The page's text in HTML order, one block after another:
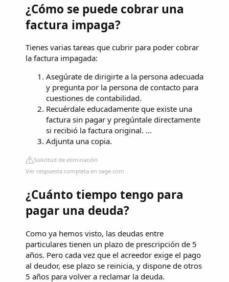
¿Cómo se puede cobrar una
factura impaga?
Tienes varias tareas que cubrir para poder cobrar
la factura impagada:
Asegúrate de dirigirte a la persona adecuada
y pregunta por la persona de contacto para
cuestiones de contabilidad.
Recuérdale educadamente que existe una
factura sin pagar y pregúntale directamente
si recibió la factura original. ...
Adjunta una copia.
Solicitud de eliminación
Ver respuesta completa en sage.com
¿Cuánto tiempo tengo para
pagar una deuda?
Como ya hemos visto, las deudas entre
particulares tienen un plazo de prescripción de 5
años. Pero cada vez que el acreedor exige el pago
al deudor, ese plazo se reinicia, y dispone de otros
5 años para volver a reclamar la deuda.